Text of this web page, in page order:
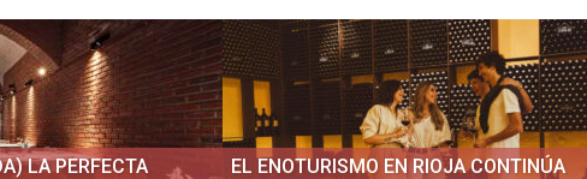
LA PERFECTA
EL ENOTURISMO EN RIOJA CONTINÚA